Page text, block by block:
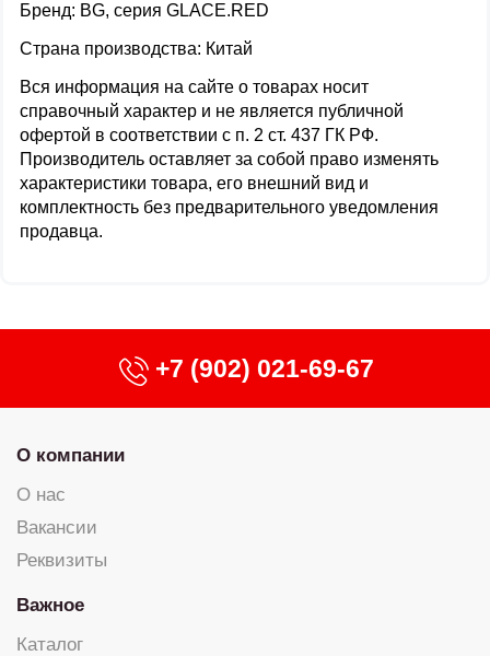
Бренд: BG, серия GLACE.RED
Страна производства: Китай
Вся информация на сайте о товарах носит
справочный характер и не является публичной
офертой в соответствии с п. 2 ст. 437 ГК РФ.
Производитель оставляет за собой право изменять
характеристики товара, его внешний вид и
комплектность без предварительного уведомления
продавца.
+7 (902) 021-69-67
О компании
О нас
Вакансии
Реквизиты
Важное
Каталог